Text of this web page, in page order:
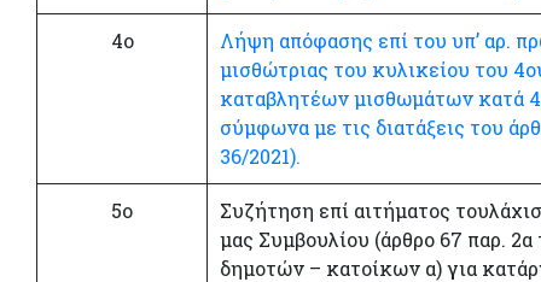
4ο
Λήψη απόφασης επί του υπ’ αρ.
μισθώτριας του κυλικείου του
καταβλητέων μισθωμάτων κατά
σύμφωνα με τις διατάξεις του
36/2021).
5ο
Συζήτηση επί αιτήματος
μας Συμβουλίου (άρθρο 67 παρ.
δημοτών – κατοίκων α) για